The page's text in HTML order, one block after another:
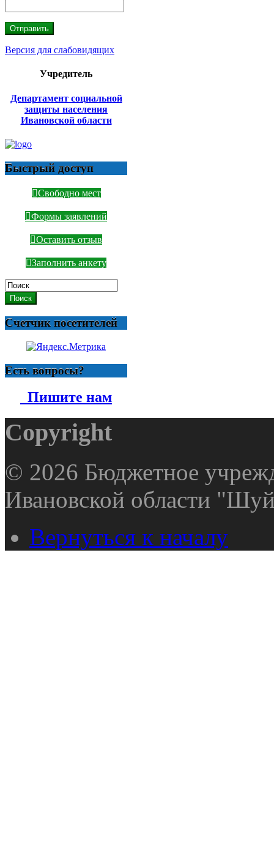
Версия для слабовидящих
Учредитель
Департамент социальной
защиты населения
Ивановской области
Быстрый доступ
Свободно мест
Формы заявлений
Оставить отзыв
Заполнить анкету
Поиск
Счетчик посетителей
Есть вопросы?
Пишите нам
Copyright
© 2026 Бюджетное
Ивановской области
Вернуться к началу